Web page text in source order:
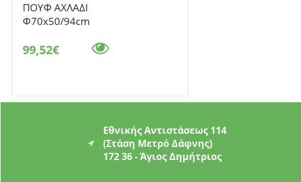
ΠΟΥΦ ΑΧΛΑΔΙ
Φ70x50/94cm
99,52€
Εθνικής Αντιστάσεως 114
(Στάση Μετρό Δάφνης)
172 36 - Άγιος Δημήτριος